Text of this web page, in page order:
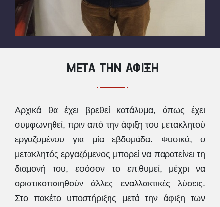
ΜΕΤΑ ΤΗΝ ΑΦΙΞΗ
Αρχικά θα έχει βρεθεί κατάλυμα, όπως έχει
συμφωνηθεί, πριν από την άφιξη του μετακλητού
εργαζομένου για μία εβδομάδα. Φυσικά, ο
μετακλητός εργαζόμενος μπορεί να παρατείνει τη
διαμονή του, εφόσον το επιθυμεί, μέχρι να
οριστικοποιηθούν άλλες εναλλακτικές λύσεις.
Στο πακέτο υποστήριξης μετά την άφιξη των